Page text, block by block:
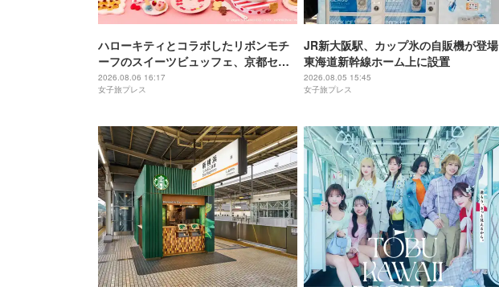
ハローキティとコラボしたリボンモチ
ーフのスイーツビュッフェ、京都セン
チュリーホテルで開催
2026.08.06 16:17
女子旅プレス
JR新大阪駅、カップ氷の自販機が登場
東海道新幹線ホーム上に設置
2026.08.05 15:45
女子旅プレス